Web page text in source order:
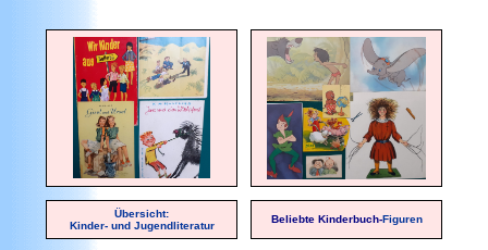
Übersicht:
Kinder- und Jugendliteratur
Beliebte Kinderbuch-Figuren